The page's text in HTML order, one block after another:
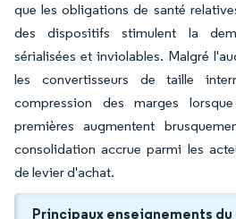
que les obligations de santé
des dispositifs stimulent la
sérialisées et inviolables. Malgré
les convertisseurs de taille
compression des marges
premières augmentent
consolidation accrue parmi les
de levier d'achat.
Principaux enseignements